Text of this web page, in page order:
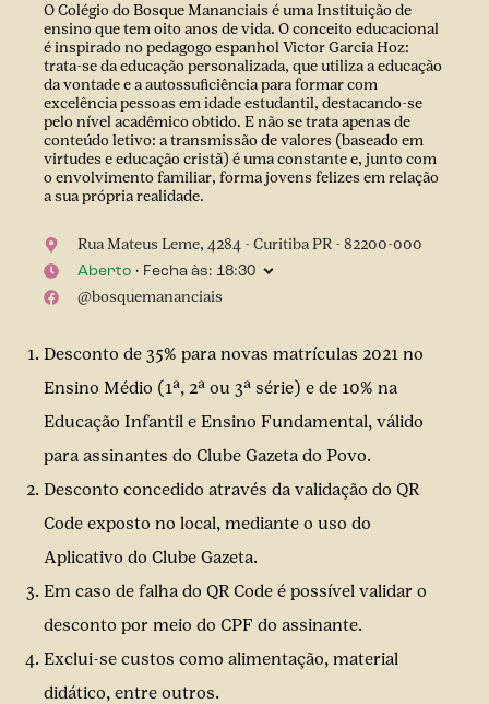
O Colégio do Bosque Mananciais é uma Instituição de
ensino que tem oito anos de vida. O conceito educacional
é inspirado no pedagogo espanhol Victor Garcia Hoz:
trata-se da educação personalizada, que utiliza a educação
da vontade e a autossuficiência para formar com
excelência pessoas em idade estudantil, destacando-se
pelo nível acadêmico obtido. E não se trata apenas de
conteúdo letivo: a transmissão de valores (baseado em
virtudes e educação cristã) é uma constante e, junto com
o envolvimento familiar, forma jovens felizes em relação
a sua própria realidade.
Rua Mateus Leme, 4284- Curitiba PR- 82200-000
Aberto • Fecha às: 18:30
@bosquemananciais
Desconto de 35% para novas matrículas 2021 no
Ensino Médio (1ª, 2ª ou 3ª série) e de 10% na
Educação Infantil e Ensino Fundamental, válido
para assinantes do Clube Gazeta do Povo.
Desconto concedido através da validação do QR
Code exposto no local, mediante o uso do
Aplicativo do Clube Gazeta.
Em caso de falha do QR Code é possível validar o
desconto por meio do CPF do assinante.
Exclui-se custos como alimentação, material
didático, entre outros.